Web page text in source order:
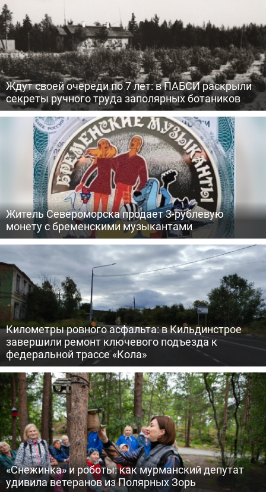
Ждут своей очереди по 7 лет: в ПАБСИ раскрыли
секреты ручного труда заполярных ботаников
Житель Североморска продает 3-рублевую
монету с бременскими музыкантами
Километры ровного асфальта: в Кильдинстрое
завершили ремонт ключевого подъезда к
федеральной трассе «Кола»
«Снежинка» и роботы: как мурманский депутат
удивила ветеранов из Полярных Зорь